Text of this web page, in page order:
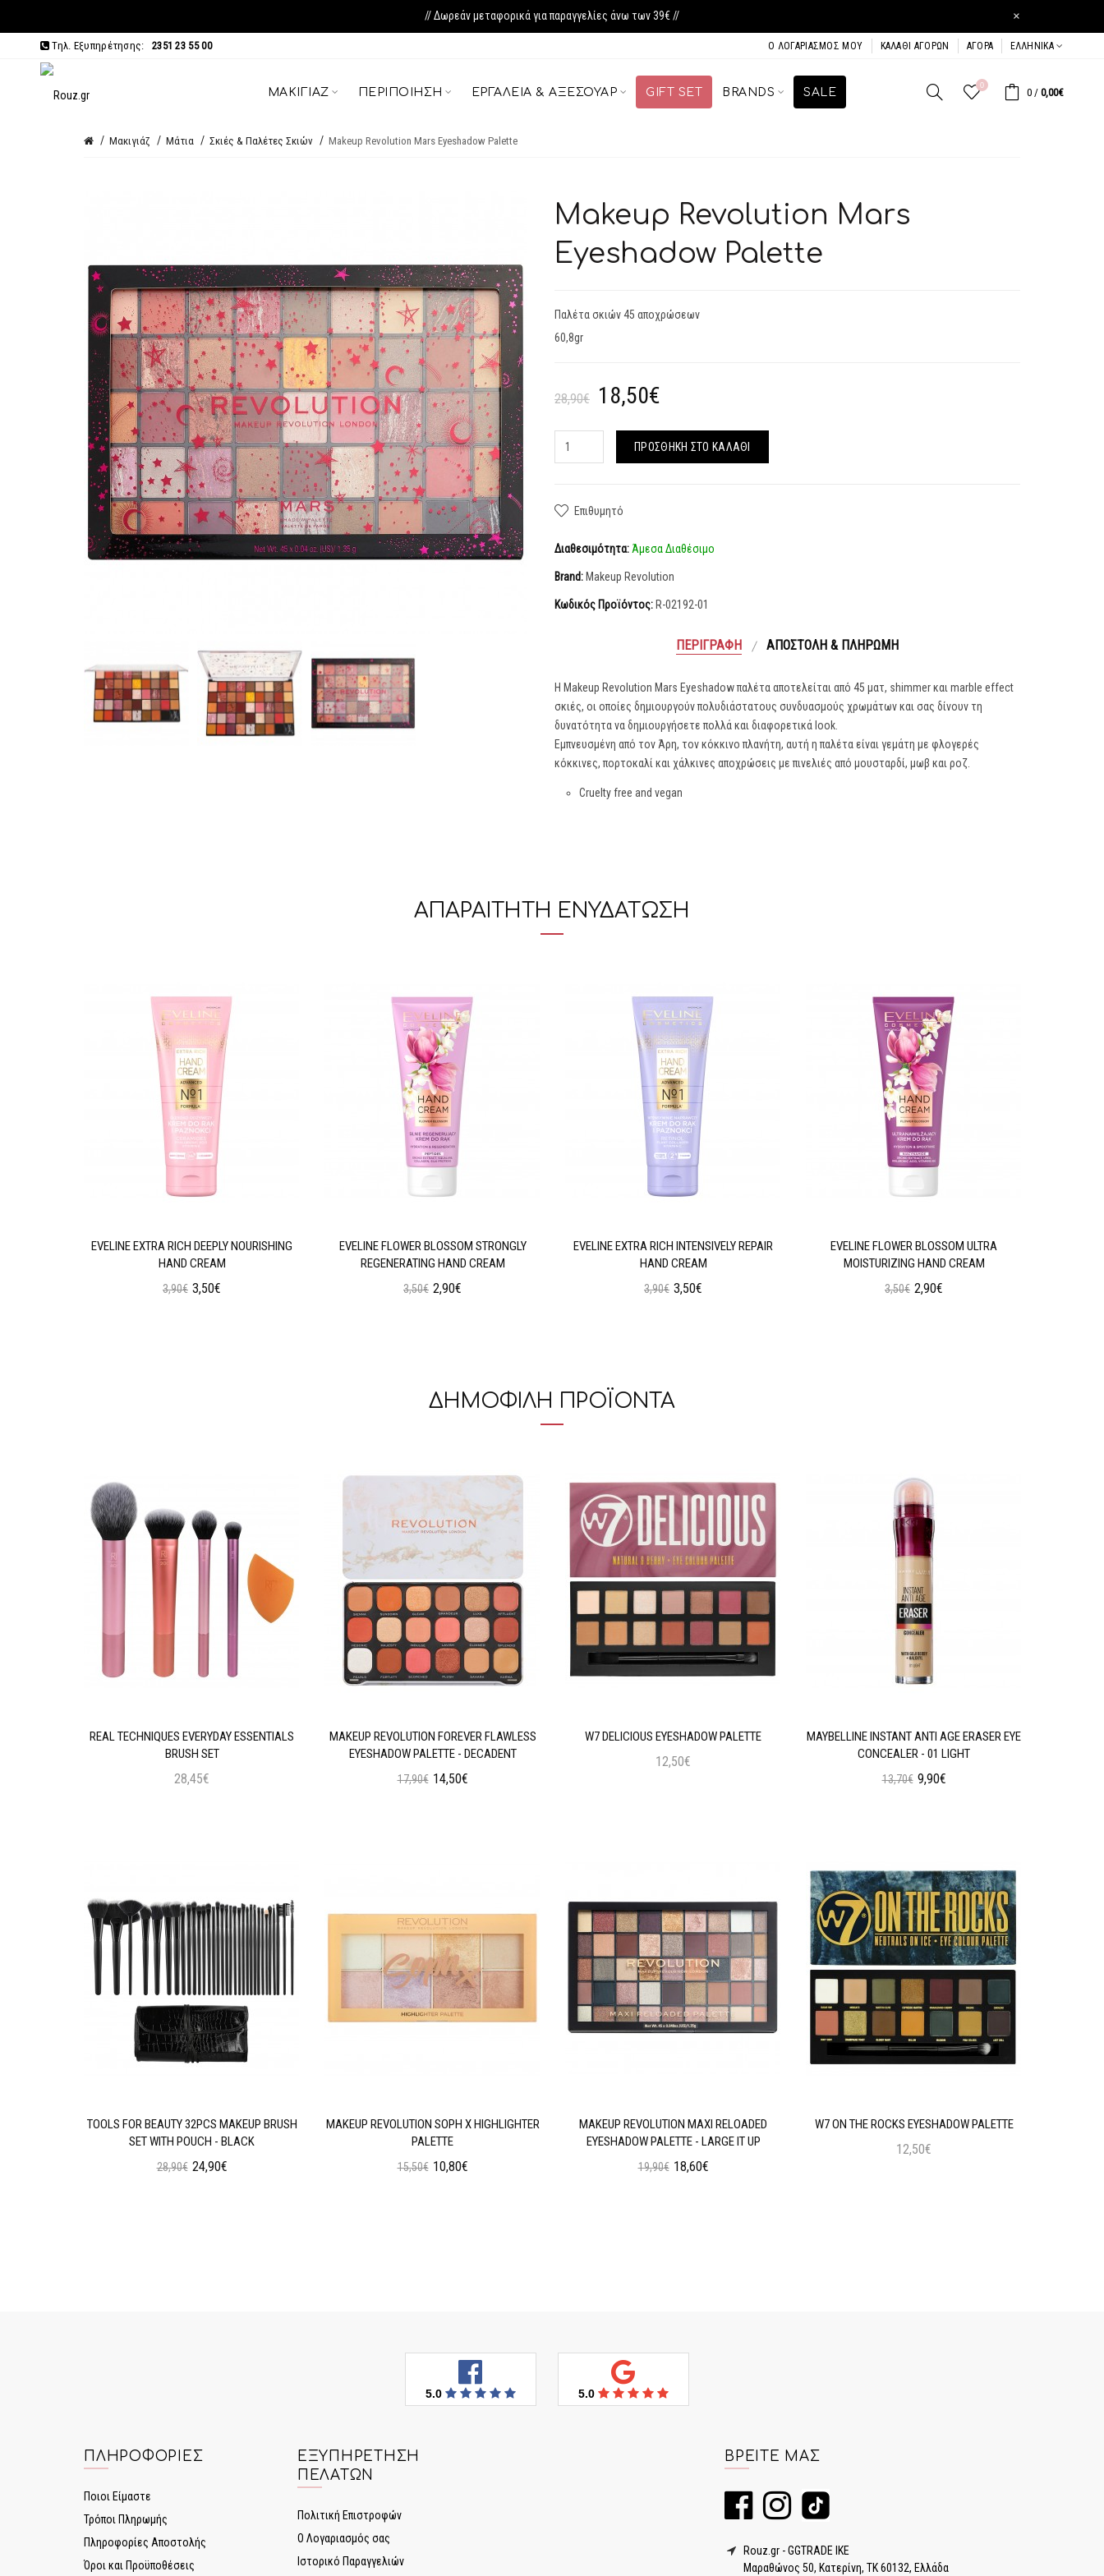
// Δωρεάν μεταφορικά για παραγγελίες άνω των 39€ // ×
Τηλ. Εξυπηρέτησης: 2351 23 55 00 Ο ΛΟΓΑΡΙΑΣΜΌΣ ΜΟΥ ΚΑΛΆΘΙ ΑΓΟΡΏΝ ΑΓΟΡΆ ΕΛΛΗΝΙΚΆ
ΜΑΚΙΓΙΆΖ ΠΕΡΙΠΟΊΗΣΗ ΕΡΓΑΛΕΊΑ & ΑΞΕΣΟΥΆΡ GIFT SET BRANDS SALE
0
0 / 0,00€
Μακιγιάζ Μάτια Σκιές & Παλέτες Σκιών Makeup Revolution Mars Eyeshadow Palette
Makeup Revolution Mars
Eyeshadow Palette
Παλέτα σκιών 45 αποχρώσεων
60,8gr
28,90€ 18,50€
ΠΡΟΣΘΉΚΗ ΣΤΟ ΚΑΛΆΘΙ
Επιθυμητό
Διαθεσιμότητα: Άμεσα Διαθέσιμο
Brand: Makeup Revolution
Κωδικός Προϊόντος: R-02192-01
ΠΕΡΙΓΡΑΦΉ ΑΠΟΣΤΟΛΉ & ΠΛΗΡΩΜΉ
Η Makeup Revolution Mars Eyeshadow παλέτα αποτελείται από 45 ματ, shimmer και marble effect
σκιές, οι οποίες δημιουργούν πολυδιάστατους συνδυασμούς χρωμάτων και σας δίνουν τη
δυνατότητα να δημιουργήσετε πολλά και διαφορετικά look.
Εμπνευσμένη από τον Άρη, τον κόκκινο πλανήτη, αυτή η παλέτα είναι γεμάτη με φλογερές
κόκκινες, πορτοκαλί και χάλκινες αποχρώσεις με πινελιές από μουσταρδί, μωβ και ροζ.
Cruelty free and vegan
ΑΠΑΡΑΙΤΗΤΗ ΕΝΥΔΑΤΩΣΗ
EVELINE EXTRA RICH DEEPLY NOURISHING
HAND CREAM
3,90€ 3,50€
EVELINE FLOWER BLOSSOM STRONGLY
REGENERATING HAND CREAM
3,50€ 2,90€
EVELINE EXTRA RICH INTENSIVELY REPAIR
HAND CREAM
3,90€ 3,50€
EVELINE FLOWER BLOSSOM ULTRA
MOISTURIZING HAND CREAM
3,50€ 2,90€
ΔΗΜΟΦΙΛΗ ΠΡΟΪΟΝΤΑ
REAL TECHNIQUES EVERYDAY ESSENTIALS
BRUSH SET
28,45€
TOOLS FOR BEAUTY 32PCS MAKEUP BRUSH
SET WITH POUCH - BLACK
28,90€ 24,90€
MAKEUP REVOLUTION FOREVER FLAWLESS
EYESHADOW PALETTE - DECADENT
17,90€ 14,50€
MAKEUP REVOLUTION SOPH X HIGHLIGHTER
PALETTE
15,50€ 10,80€
W7 DELICIOUS EYESHADOW PALETTE
12,50€
MAKEUP REVOLUTION MAXI RELOADED
EYESHADOW PALETTE - LARGE IT UP
19,90€ 18,60€
MAYBELLINE INSTANT ANTI AGE ERASER EYE
CONCEALER - 01 LIGHT
13,70€ 9,90€
W7 ON THE ROCKS EYESHADOW PALETTE
12,50€
5.0 5.0
ΠΛΗΡΟΦΟΡΊΕΣ
Ποιοι Είμαστε
Τρόποι Πληρωμής
Πληροφορίες Αποστολής
Όροι και Προϋποθέσεις
ΕΞΥΠΗΡΈΤΗΣΗ
ΠΕΛΑΤΏΝ
Πολιτική Επιστροφών
Ο Λογαριασμός σας
Ιστορικό Παραγγελιών
ΒΡΕΊΤΕ ΜΑΣ
Rouz.gr - GGTRADE IKE
Μαραθώνος 50, Κατερίνη, ΤΚ 60132, Ελλάδα